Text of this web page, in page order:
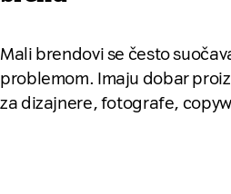
Mali brendovi se često
problemom. Imaju dobar
za dizajnere, fotografe,